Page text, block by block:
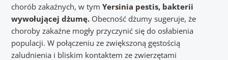
chorób zakaźnych, w tym Yersinia pestis, bakterii
wywołującej dżumę.Obecność dżumy sugeruje, że
choroby zakaźne mogły przyczynić się do osłabienia
populacji. W połączeniu ze zwiększoną gęstością
zaludnienia i bliskim kontaktem ze zwierzętami